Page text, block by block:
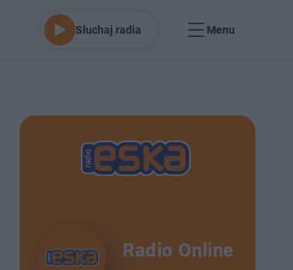
Słuchaj radia Menu
Radio Online